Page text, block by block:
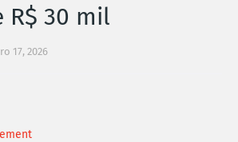
R$ 30 mil
17, 2026